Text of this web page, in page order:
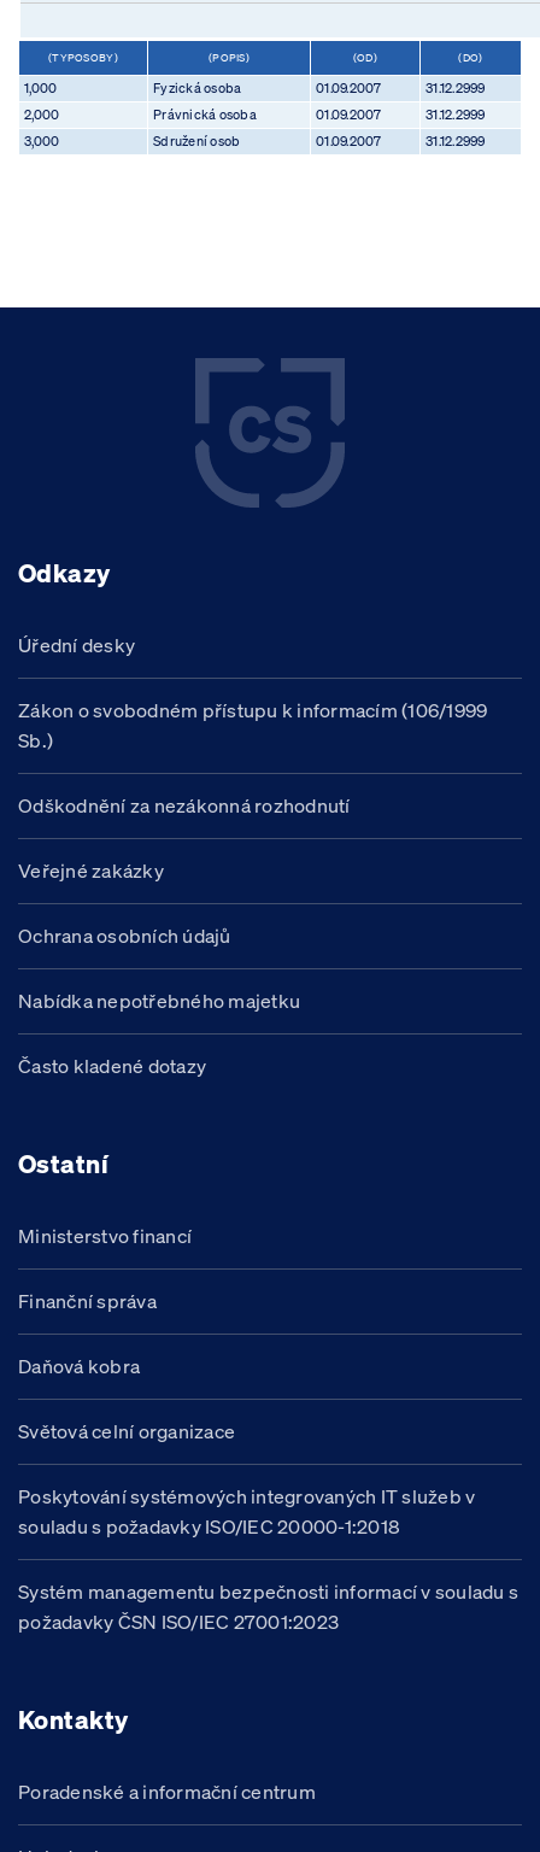
(TYPOSOBY) (POPIS) (OD) (DO)
1,000 Fyzická osoba 01.09.2007
31.12.2999
2,000
Právnická osoba 01.09.2007
31.12.2999
3,000
Sdružení osob 01.09.2007 31.12.2999
Odkazy
Úřední desky
Zákon o svobodném přístupu k informacím (106/1999
Sb.)
Odškodnění za nezákonná rozhodnutí
Veřejné zakázky
Ochrana osobních údajů
Nabídka nepotřebného majetku
Často kladené dotazy
Ostatní
Ministerstvo financí
Finanční správa
Daňová kobra
Světová celní organizace
Poskytování systémových integrovaných IT služeb v
souladu s požadavky ISO/IEC 20000-1:2018
Systém managementu bezpečnosti informací v souladu s
požadavky ČSN ISO/IEC 27001:2023
Kontakty
Poradenské a informační centrum